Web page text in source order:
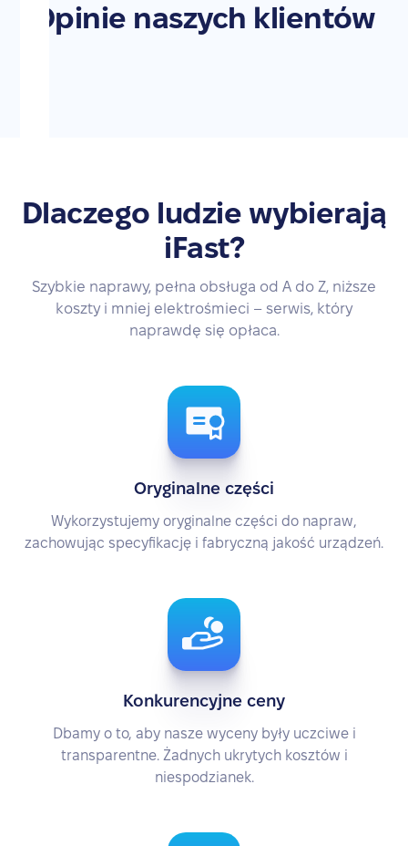
Opinie naszych klientów
Dlaczego ludzie wybierają
iFast?
Szybkie naprawy, pełna obsługa od A do Z, niższe
koszty i mniej elektrośmieci – serwis, który
naprawdę się opłaca.
Oryginalne części
Wykorzystujemy oryginalne części do napraw,
zachowując specyfikację i fabryczną jakość urządzeń.
Konkurencyjne ceny
Dbamy o to, aby nasze wyceny były uczciwe i
transparentne. Żadnych ukrytych kosztów i
niespodzianek.